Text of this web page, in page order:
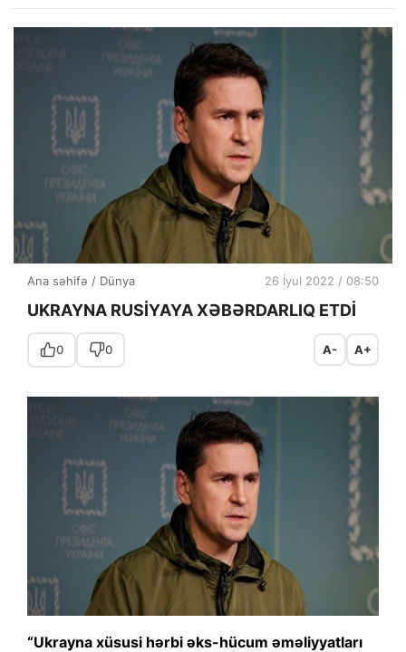
Ana səhifə / Dünya 26 İyul 2022 / 08:50
UKRAYNA RUSİYAYA XƏBƏRDARLIQ ETDİ
0 0 A- A+
“Ukrayna xüsusi hərbi əks-hücum əməliyyatları